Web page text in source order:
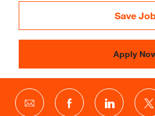
Save
Apply
Share
Share
Share